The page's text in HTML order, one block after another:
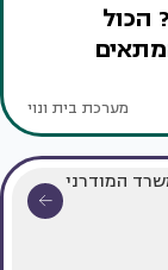
הכול
מערכת בית ונוי